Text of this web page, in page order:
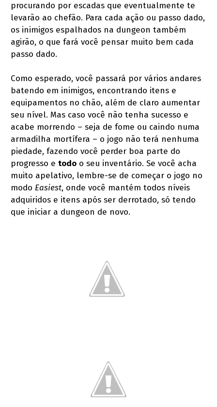
procurando por escadas que eventualmente te
levarão ao chefão. Para cada ação ou passo dado,
os inimigos espalhados na dungeon também
agirão, o que fará você pensar muito bem cada
passo dado.
Como esperado, você passará por vários andares
batendo em inimigos, encontrando itens e
equipamentos no chão, além de claro aumentar
seu nível. Mas caso você não tenha sucesso e
acabe morrendo – seja de fome ou caindo numa
armadilha mortífera – o jogo não terá nenhuma
piedade, fazendo você perder boa parte do
progresso etodo o seu inventário. Se você acha
muito apelativo, lembre-se de começar o jogo no
modo Easiest, onde você mantém todos níveis
adquiridos e itens após ser derrotado, só tendo
que iniciar a dungeon de novo.